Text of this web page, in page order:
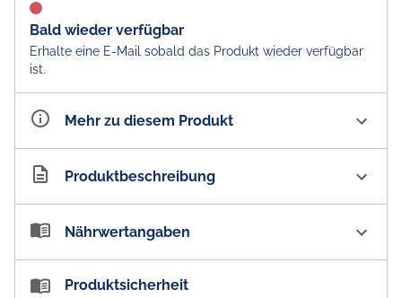
Bald wieder verfügbar
Erhalte eine E-Mail sobald das Produkt wieder verfügbar
ist.
Mehr zu diesem Produkt
Artikelnummer AU100893
Produktbeschreibung
Manuka Health Manuka Honig Hustenbonbons Propolis
Nährwertangaben
Nährwertangaben:
Produktsicherheit